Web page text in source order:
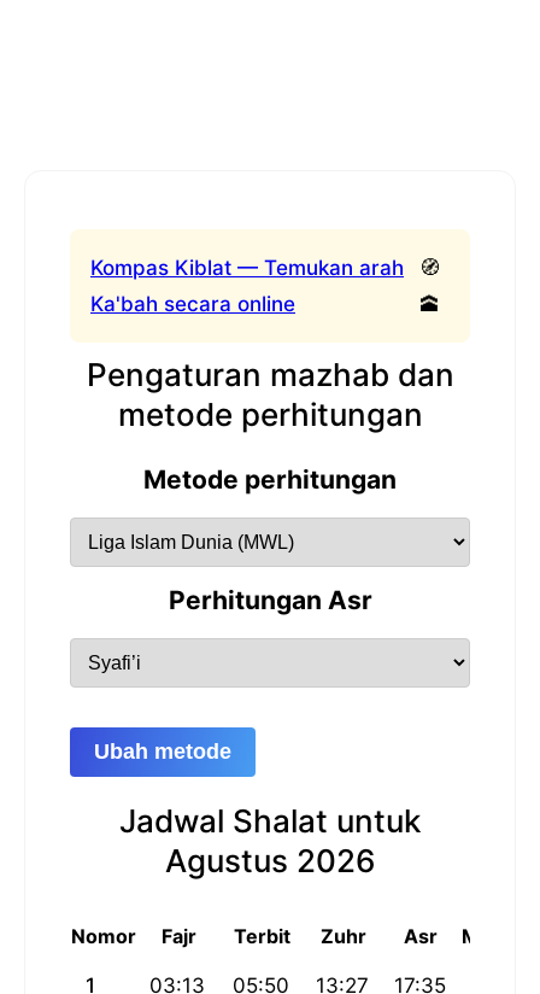
Kompas Kiblat — Temukan arah
Ka'bah secara online
🧭
🕋
Pengaturan mazhab dan
metode perhitungan
Metode perhitungan
Perhitungan Asr
Ubah metode
Jadwal Shalat untuk
Agustus 2026
Nomor Fajr Terbit Zuhr Asr Maghrib
1 03:13 05:50 13:27 17:35